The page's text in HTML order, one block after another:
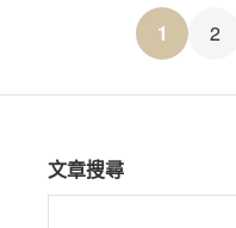
章
頁
1 2
文章搜尋